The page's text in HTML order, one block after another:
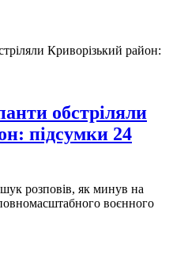
обстріляли
підсумки 24
розповів, як минув на
воєнного